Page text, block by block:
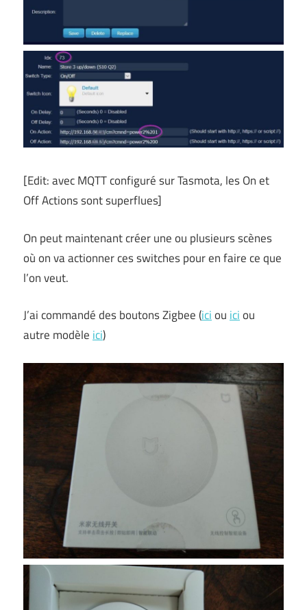
[Edit: avec MQTT configuré sur Tasmota, les On et
Off Actions sont superflues]
On peut maintenant créer une ou plusieurs scènes
où on va actionner ces switches pour en faire ce que
l’on veut.
J’ai commandé des boutons Zigbee (iciouiciou
autre modèleici)